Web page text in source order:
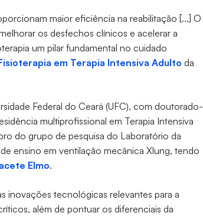
maior eficiência na reabilitação [...] O
os desfechos clínicos e acelerar a
um pilar fundamental no cuidado
em Terapia Intensiva Adulto da
Federal do Ceará (UFC), com doutorado-
multiprofissional em Terapia Intensiva
do grupo de pesquisa do Laboratório da
ensino em ventilação mecânica Xlung, tendo
Elmo.
inovações tecnológicas relevantes para a
além de pontuar os diferenciais da